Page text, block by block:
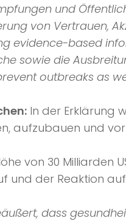
und
von Vertrauen,
evidence-based
sowie die
outbreaks as
In der Erklärung
aufzubauen und
von 30 Milliarden
und der Reaktion
dass